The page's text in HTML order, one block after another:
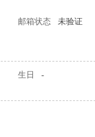
邮箱状态 未验证
生日
-